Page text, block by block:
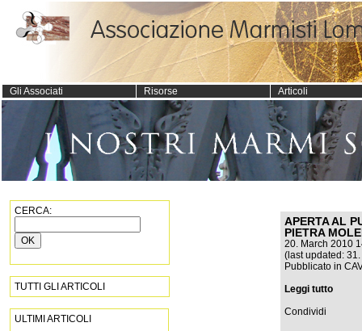
Gli Associati Risorse Articoli
CERCA:
TUTTI GLI ARTICOLI
ULTIMI ARTICOLI
APERTA AL
PIETRA
20. March 2010
(last updated:
Pubblicato in
Leggi tutto
Condividi